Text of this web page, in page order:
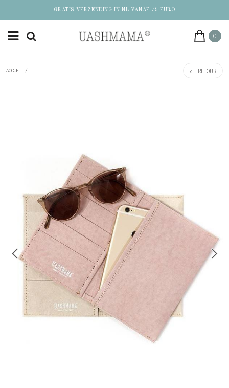
GRATIS VERZENDING IN NL VANAF 75 EURO
0
ACCUEIL / RETOUR